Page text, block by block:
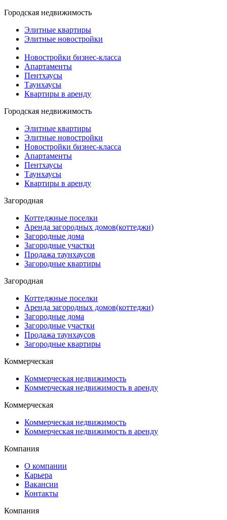
Городская недвижимость
Элитные квартиры
Элитные новостройки
Новостройки бизнес-класса
Апартаменты
Пентхаусы
Таунхаусы
Квартиры в аренду
Городская недвижимость
Элитные квартиры
Элитные новостройки
Новостройки бизнес-класса
Апартаменты
Пентхаусы
Таунхаусы
Квартиры в аренду
Загородная
Коттеджные поселки
Аренда загородных домов(коттеджи)
Загородные дома
Загородные участки
Продажа таунхаусов
Загородные квартиры
Загородная
Коттеджные поселки
Аренда загородных домов(коттеджи)
Загородные дома
Загородные участки
Продажа таунхаусов
Загородные квартиры
Коммерческая
Коммерческая недвижимость
Коммерческая недвижимость в аренду
Коммерческая
Коммерческая недвижимость
Коммерческая недвижимость в аренду
Компания
О компании
Карьера
Вакансии
Контакты
Компания